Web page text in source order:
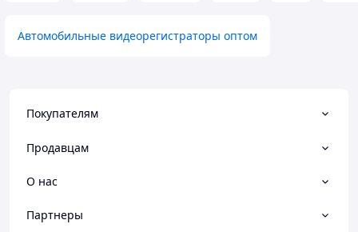
Автомобильные видеорегистраторы оптом
Покупателям
Продавцам
О нас
Партнеры